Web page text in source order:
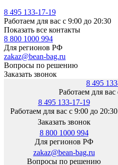
8 495 133-17-19
Работаем для вас с 9:00 до 20:30
Показать все контакты
8 800 1000 994
Для регионов РФ
zakaz@bean-bag.ru
Вопросы по решению
Заказать звонок
8 495
Работаем для
8 495 133-17-19
Работаем для вас с 9:00 до 20:30
Заказать звонок
8 800 1000 994
Для регионов РФ
zakaz@bean-bag.ru
Вопросы по решению